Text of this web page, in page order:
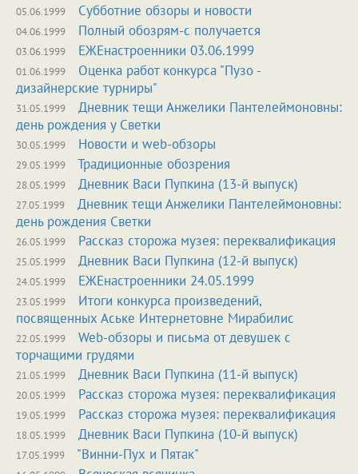
05.06.1999 Субботние обзоры и новости
04.06.1999 Полный обозрям-с получается
03.06.1999 ЕЖЕнастроенники 03.06.1999
01.06.1999
Оценка работ конкурса "Пузо -
дизайнерские турниры"
31.05.1999
Дневник тещи Анжелики Пантелеймоновны:
день рождения у Светки
30.05.1999 Новости и web-обзоры
29.05.1999 Традиционные обозрения
28.05.1999 Дневник Васи Пупкина (13-й выпуск)
27.05.1999
Дневник тещи Анжелики Пантелеймоновны:
день рождения Светки
26.05.1999 Рассказ сторожа музея: переквалификация
25.05.1999 Дневник Васи Пупкина (12-й выпуск)
24.05.1999 ЕЖЕнастроенники 24.05.1999
23.05.1999
Итоги конкурса произведений,
посвященных Аське Интернетовне Мирабилис
22.05.1999
Web-обзоры и письма от девушек с
торчащими грудями
21.05.1999 Дневник Васи Пупкина (11-й выпуск)
20.05.1999 Рассказ сторожа музея: переквалификация
19.05.1999 Рассказ сторожа музея: переквалификация
18.05.1999 Дневник Васи Пупкина (10-й выпуск)
17.05.1999 "Винни-Пух и Пятак"